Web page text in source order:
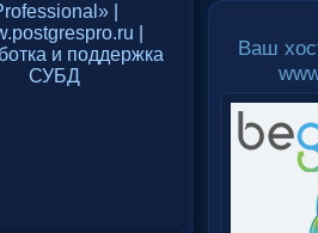
Ваш